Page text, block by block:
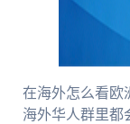
在海外怎么看欧
海外华人群里都